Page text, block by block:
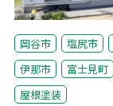
岡谷市 塩尻市
伊那市
富士見町
屋根塗装